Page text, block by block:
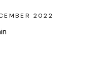
2022